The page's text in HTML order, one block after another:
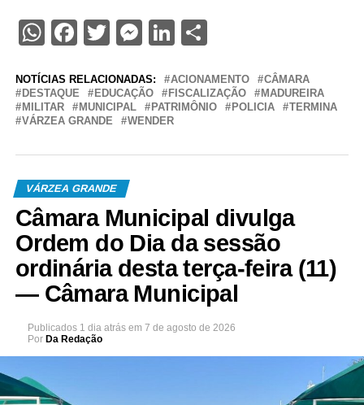
WhatsApp
Facebook
TwitterMessenger
LinkedIn
NOTÍCIAS RELACIONADAS: ACIONAMENTO
CÂMARA
DESTAQUE
EDUCAÇÃO FISCALIZAÇÃO
MADUREIRA
MILITAR
MUNICIPAL PATRIMÔNIO POLICIA
TERMINA
VÁRZEA GRANDE
WENDER
VÁRZEA GRANDE
Câmara Municipal divulga
Ordem do Dia da sessão
ordinária desta terça-feira (11)
— Câmara Municipal
Publicados 1 dia atrás em 7 de agosto de 2026
Por Da Redação